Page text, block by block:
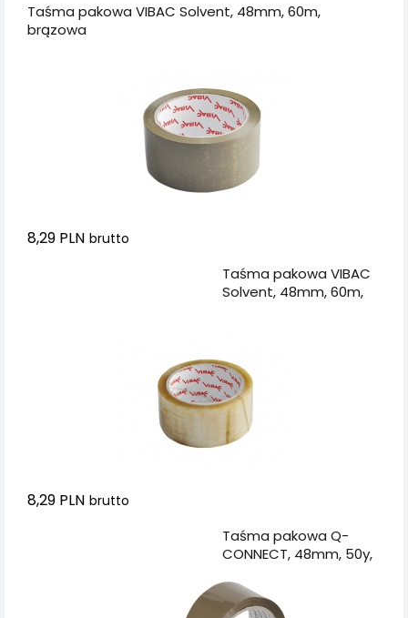
Taśma pakowa VIBAC Solvent, 48mm, 60m,
brązowa
8,29 PLN brutto
Taśma pakowa VIBAC
Solvent, 48mm, 60m,
8,29 PLN brutto
Taśma pakowa Q-
CONNECT, 48mm, 50y,